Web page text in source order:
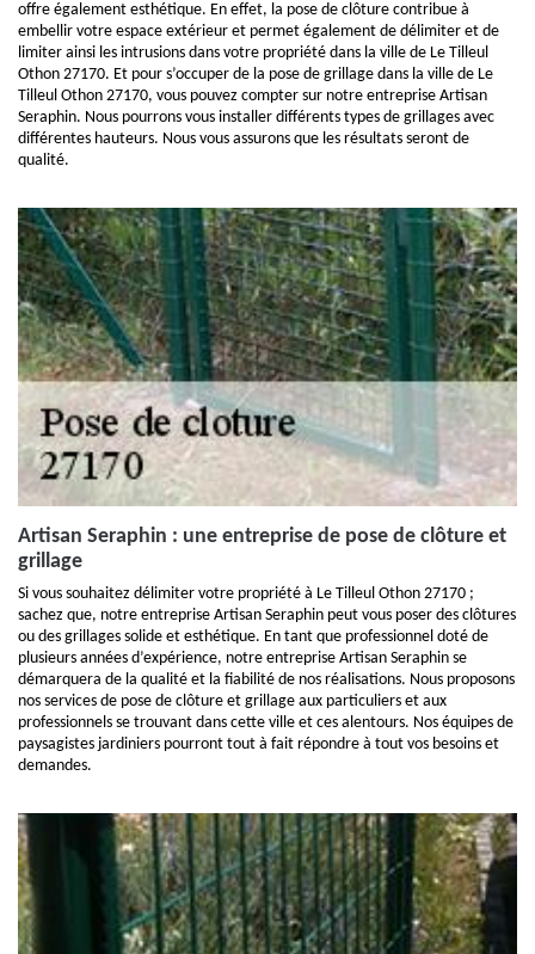
offre également esthétique. En effet, la pose de clôture contribue à
embellir votre espace extérieur et permet également de délimiter et de
limiter ainsi les intrusions dans votre propriété dans la ville de Le Tilleul
Othon 27170. Et pour s’occuper de la pose de grillage dans la ville de Le
Tilleul Othon 27170, vous pouvez compter sur notre entreprise Artisan
Seraphin. Nous pourrons vous installer différents types de grillages avec
différentes hauteurs. Nous vous assurons que les résultats seront de
qualité.
Artisan Seraphin : une entreprise de pose de clôture et
grillage
Si vous souhaitez délimiter votre propriété à Le Tilleul Othon 27170 ;
sachez que, notre entreprise Artisan Seraphin peut vous poser des clôtures
ou des grillages solide et esthétique. En tant que professionnel doté de
plusieurs années d’expérience, notre entreprise Artisan Seraphin se
démarquera de la qualité et la fiabilité de nos réalisations. Nous proposons
nos services de pose de clôture et grillage aux particuliers et aux
professionnels se trouvant dans cette ville et ces alentours. Nos équipes de
paysagistes jardiniers pourront tout à fait répondre à tout vos besoins et
demandes.